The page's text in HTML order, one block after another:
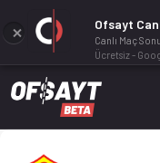
Sociedad Deportiva
Ofsayt
Canlı Maç
Ücretsiz -